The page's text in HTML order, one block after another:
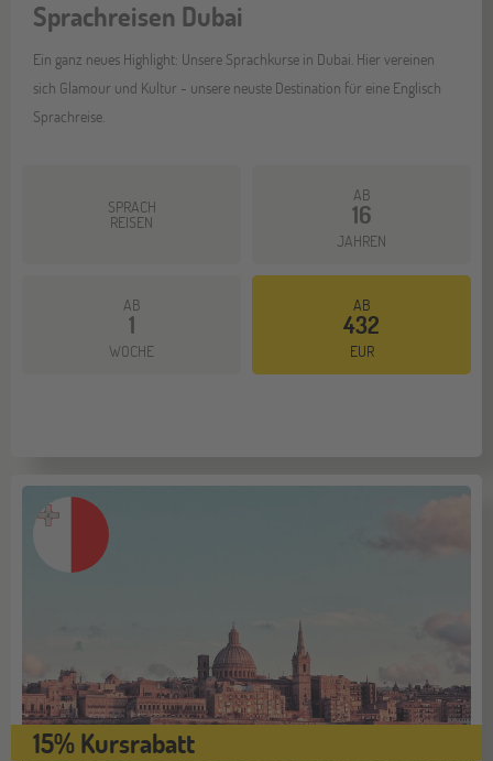
Sprachreisen Dubai
Ein ganz neues Highlight: Unsere Sprachkurse in Dubai. Hier vereinen
sich Glamour und Kultur - unsere neuste Destination für eine Englisch
Sprachreise.
SPRACH
REISEN
AB
16
JAHREN
AB
1
WOCHE
AB
432
EUR
15% Kursrabatt